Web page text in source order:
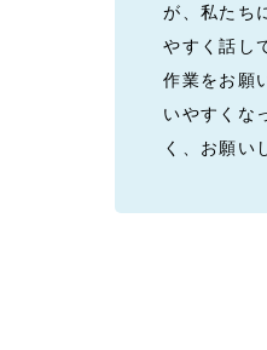
が、私たち
やすく話し
作業をお願
いやすくな
く、お願い